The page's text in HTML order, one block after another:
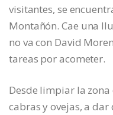
visitantes, se
Montañón. Cae una
no va con David
tareas por acometer.
Desde limpiar la
cabras y ovejas, a